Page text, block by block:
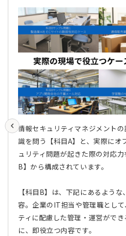
情報セキュリティマネジメント
識を問う【科目A】と、実際にオ
ュリティ問題が起きた際の対応
B】から構成されています。
【科目B】は、下記にあるような
容。企業のIT担当や管理職として
ティに配慮した管理・運営がで
に、即役立つ内容です。